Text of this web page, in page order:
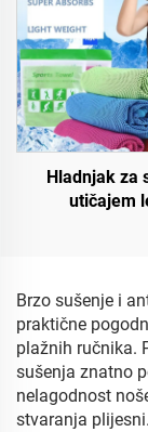
Hladnjak za
utičajem
Brzo sušenje i
praktične
plažnih ručnika.
sušenja znatno
nelagodnost
stvaranja